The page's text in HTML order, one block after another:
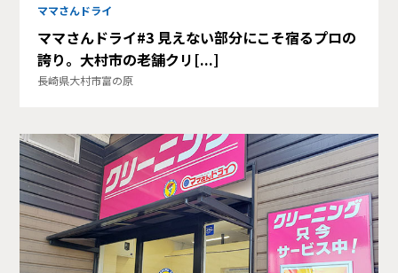
ママさんドライ
ママさんドライ#3 見えない部分にこそ宿るプロの
誇り。大村市の老舗クリ[...]
長崎県大村市富の原